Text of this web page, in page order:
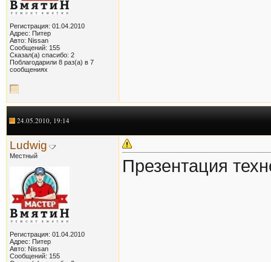
Регистрация: 01.04.2010
Адрес: Питер
Авто: Nissan
Сообщений: 155
Сказал(а) спасибо: 2
Поблагодарили 8 раз(а) в 7
сообщениях
24.05.2010, 19:14
Ludwig
Местный
Регистрация: 01.04.2010
Адрес: Питер
Авто: Nissan
Сообщений: 155
Презентация